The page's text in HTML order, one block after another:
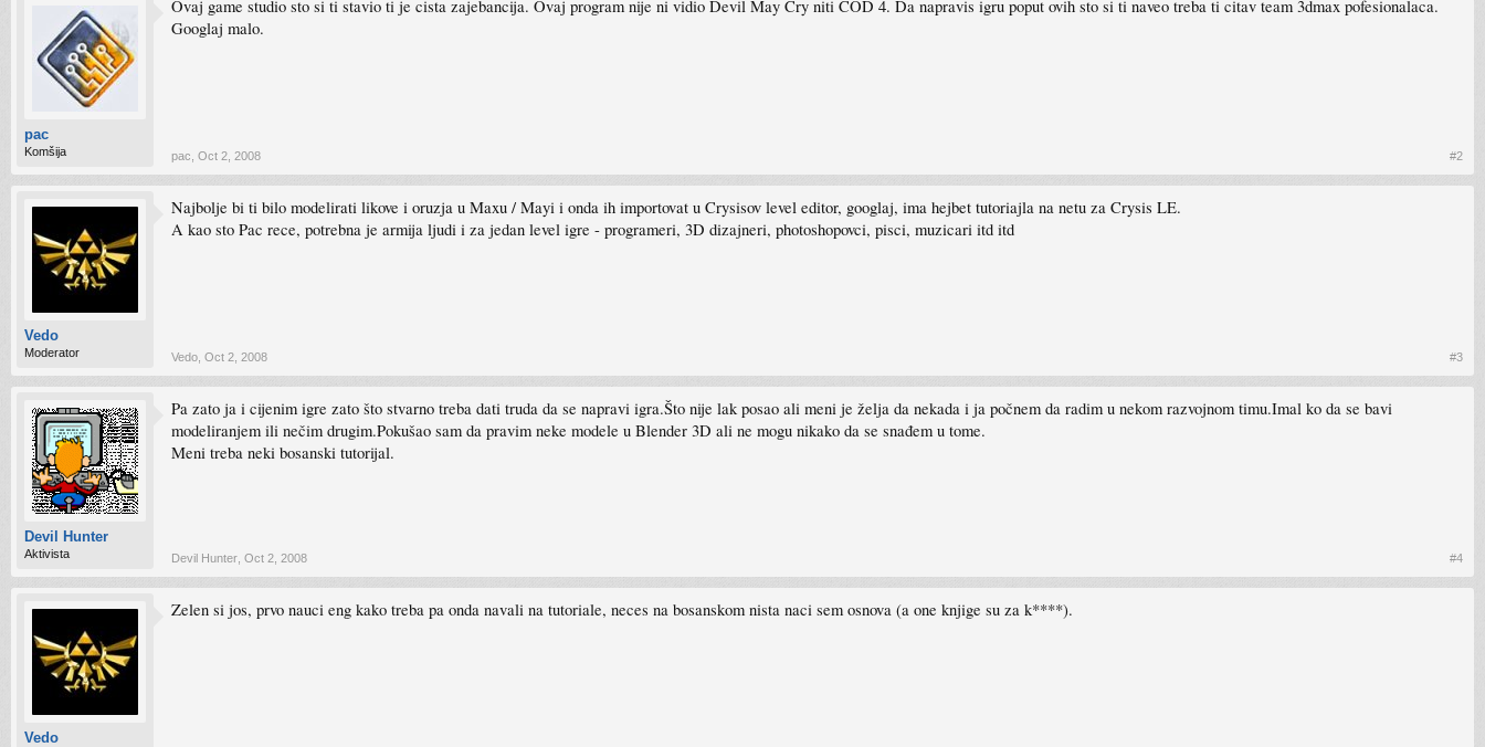
pac
Komšija
Ovaj game studio sto si ti stavio ti je cista zajebancija. Ovaj program nije ni vidio Devil May Cry niti COD 4. Da napravis igru poput ovih sto si ti naveo treba ti citav team 3dmax pofesionalaca.
Googlaj malo.
pac Oct 2, 2008 #2
Vedo
Moderator
Najbolje bi ti bilo modelirati likove i oruzja u Maxu / Mayi i onda ih importovat u Crysisov level editor, googlaj, ima hejbet tutoriajla na netu za Crysis LE.
A kao sto Pac rece, potrebna je armija ljudi i za jedan level igre - programeri, 3D dizajneri, photoshopovci, pisci, muzicari itd itd
Vedo Oct 2, 2008 #3
Devil Hunter
Aktivista
Pa zato ja i cijenim igre zato što stvarno treba dati truda da se napravi igra.Što nije lak posao ali meni je želja da nekada i ja počnem da radim u nekom razvojnom timu.Imal ko da se bavi
modeliranjem ili nečim drugim.Pokušao sam da pravim neke modele u Blender 3D ali ne mogu nikako da se snađem u tome.
Meni treba neki bosanski tutorijal.
Devil Hunter Oct 2, 2008 #4
Vedo
Zelen si jos, prvo nauci eng kako treba pa onda navali na tutoriale, neces na bosanskom nista naci sem osnova (a one knjige su za k****).